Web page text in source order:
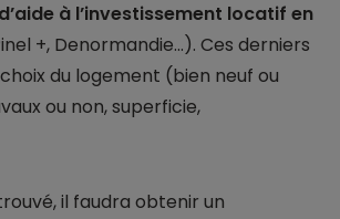
à l’investissement locatif en
+, Denormandie...). Ces derniers
du logement (bien neuf ou
ou non, superficie,
il faudra obtenir un